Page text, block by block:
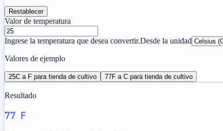
Restablecer
Valor de temperatura
Ingrese la temperatura que desea convertir.Desde la unidad
Valores de ejemplo
25C a F para tienda de cultivo 77F a C para tienda de cultivo
Resultado
77 F